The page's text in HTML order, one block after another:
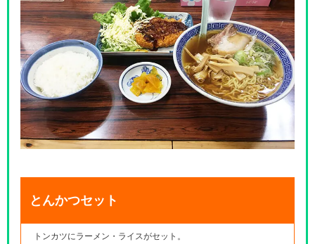
とんかつセット
トンカツにラーメン・ライスがセット。